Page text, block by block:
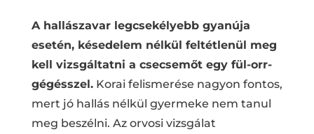
A hallászavar legcsekélyebb gyanúja
esetén, késedelem nélkül feltétlenül meg
kell vizsgáltatni a csecsemőt egy fül-orr-
gégésszel.Korai felismerése nagyon fontos,
mert jó hallás nélkül gyermeke nem tanul
meg beszélni. Az orvosi vizsgálat